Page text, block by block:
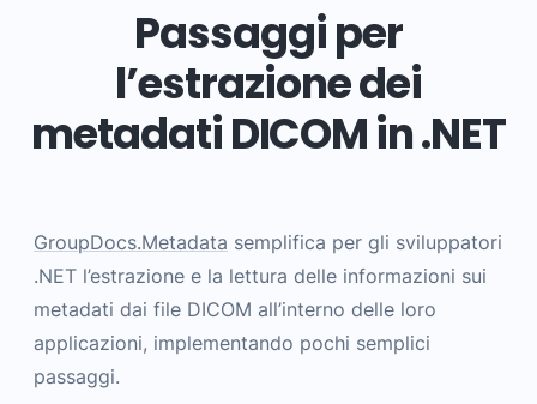
Passaggi per
l’estrazione dei
metadati DICOM in .NET
GroupDocs.Metadata semplifica per gli sviluppatori
.NET l’estrazione e la lettura delle informazioni sui
metadati dai file DICOM all’interno delle loro
applicazioni, implementando pochi semplici
passaggi.